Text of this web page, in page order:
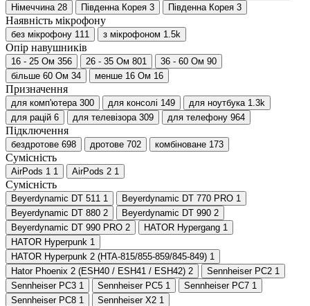
Німеччина 28 Південна Корея 3 Південна Корея 3
Наявність мікрофону
без мікрофону 111 з мікрофоном 1.5k
Опір навушників
16 - 25 Ом 356 26 - 35 Ом 801 36 - 60 Ом 90
більше 60 Ом 34 менше 16 Ом 16
Призначення
для комп'ютера 300 для консолі 149 для ноутбука 1.3k
для рацій 6 для телевізора 309 для телефону 964
Підключення
бездротове 698 дротове 702 комбіноване 173
Сумісність
AirPods 1 1 AirPods 2 1
Сумісність
Beyerdynamic DT 511 1 Beyerdynamic DT 770 PRO 1
Beyerdynamic DT 880 2 Beyerdynamic DT 990 2
Beyerdynamic DT 990 PRO 2 HATOR Hypergang 1
HATOR Hyperpunk 1
HATOR Hyperpunk 2 (HTA-815/855-859/845-849) 1
Hator Phoenix 2 (ESH40 / ESH41 / ESH42) 2 Sennheiser PC2 1
Sennheiser PC3 1 Sennheiser PC5 1 Sennheiser PC7 1
Sennheiser PC8 1 Sennheiser X2 1